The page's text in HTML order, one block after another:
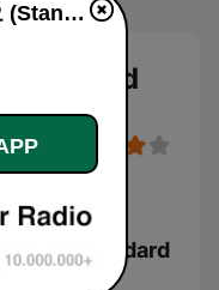
디오 (Standard
표준FM CBS 라디오 (Standard FM) live